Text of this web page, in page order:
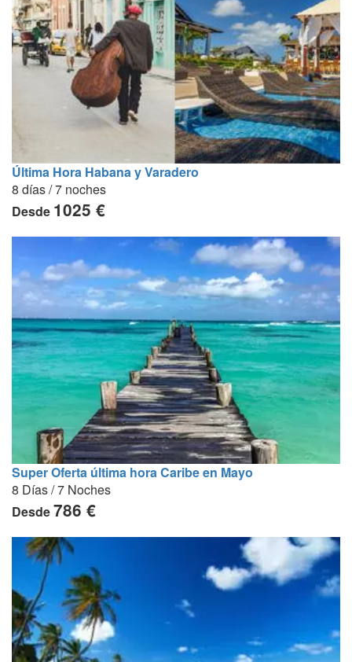
Última Hora Habana y Varadero
8 días / 7 noches
Desde 1025 €
Super Oferta última hora Caribe en Mayo
8 Días / 7 Noches
Desde786 €